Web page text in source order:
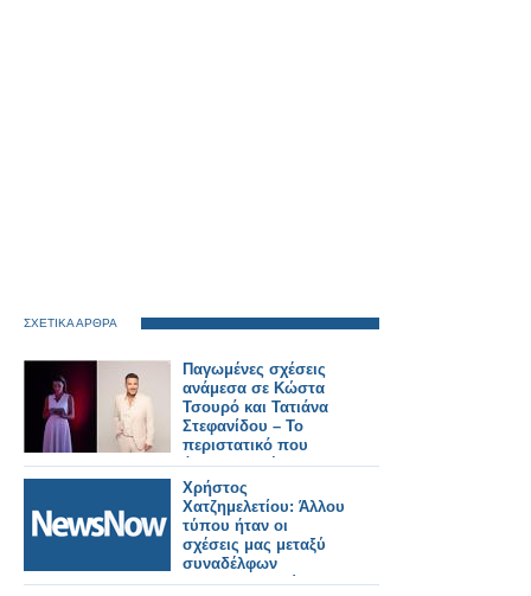
ΣΧΕΤΙΚΑ ΑΡΘΡΑ
Παγωμένες σχέσεις
ανάμεσα σε Κώστα
Τσουρό και Τατιάνα
Στεφανίδου – Το
περιστατικό που
άναψε φωτιές
Χρήστος
Χατζημελετίου: Άλλου
τύπου ήταν οι
σχέσεις μας μεταξύ
συναδέλφων
σιδηροδρομικών